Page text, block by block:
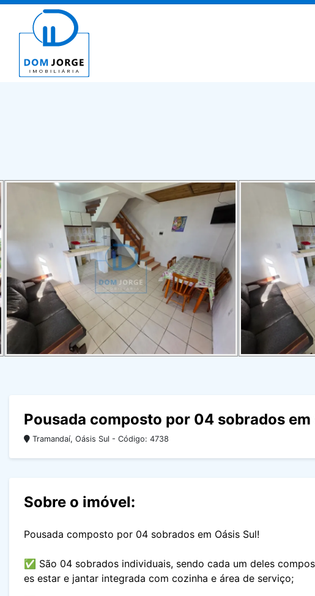
Pousada composto por 04 sobrados em
Tramandaí, Oásis Sul - Código: 4738
Sobre o imóvel:
Pousada composto por 04 sobrados em Oásis Sul!
✅ São 04 sobrados individuais, sendo cada um deles
es estar e jantar integrada com cozinha e área de serviço;